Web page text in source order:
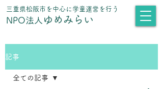
​三重県松阪市を中心に学童運営を行う
NPO法人 ゆめみらい
記事
全ての記事